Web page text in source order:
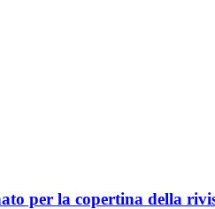
per la copertina della